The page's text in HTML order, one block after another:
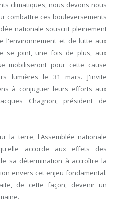
climatiques, nous devons nous
combattre ces bouleversements
nationale souscrit pleinement
l'environnement et de lutte aux
se joint, une fois de plus, aux
mobiliseront pour cette cause
lumières le 31 mars. J'invite
à conjuguer leurs efforts aux
Chagnon, président de
la terre, l'Assemblée nationale
accorde aux effets des
sa détermination à accroître la
envers cet enjeu fondamental.
de cette façon, devenir un